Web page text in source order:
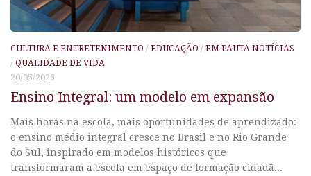
CULTURA E ENTRETENIMENTO / EDUCAÇÃO / EM PAUTA NOTÍCIAS
/ QUALIDADE DE VIDA
20/05/2026
Ensino Integral: um modelo em expansão
Mais horas na escola, mais oportunidades de aprendizado:
o ensino médio integral cresce no Brasil e no Rio Grande
do Sul, inspirado em modelos históricos que
transformaram a escola em espaço de formação cidadã...